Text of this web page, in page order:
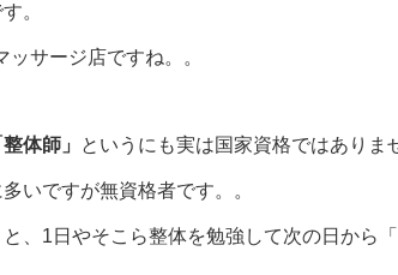
。
サージ店ですね。。
整体師」 というにも実は国家資格ではありま
いですが無資格者です。。
、1日やそこら整体を勉強して次の日から